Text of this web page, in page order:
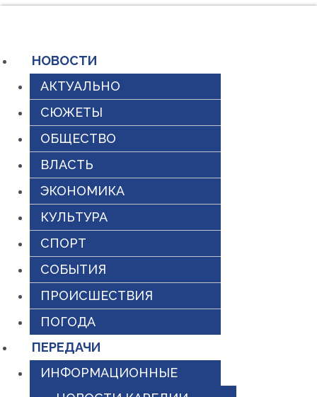
содержимому
НОВОСТИ
АКТУАЛЬНО
СЮЖЕТЫ
ОБЩЕСТВО
ВЛАСТЬ
ЭКОНОМИКА
КУЛЬТУРА
СПОРТ
СОБЫТИЯ
ПРОИСШЕСТВИЯ
ПОГОДА
ПЕРЕДАЧИ
ИНФОРМАЦИОННЫЕ